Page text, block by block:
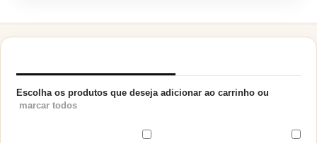
Escolha os produtos que deseja adicionar ao carrinho ou
marcar todos